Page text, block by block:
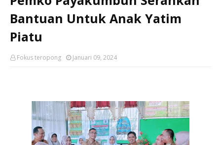
Bantuan Untuk Anak Yatim
Piatu
Fokus teropong Januari 09, 2024